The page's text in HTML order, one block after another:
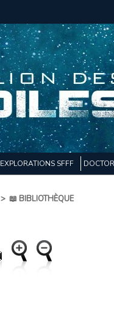
EXPLORATIONS SFFF
> 📖 BIBLIOTHÈQUE